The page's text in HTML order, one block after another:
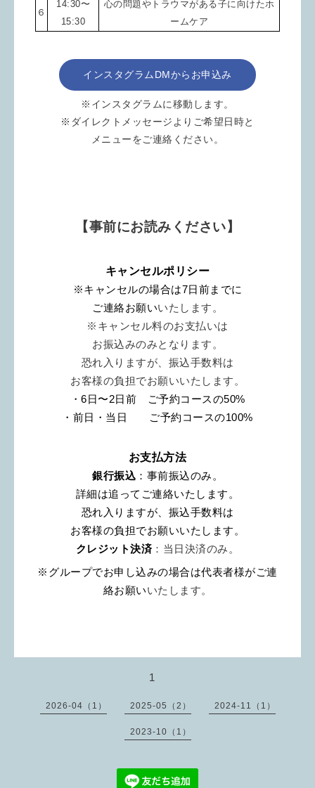
６
14:30〜
15:30
心の問題やトラウマがある子に向けたホ
ームケア
インスタグラムDMからお申込み
※インスタグラムに移動します。
※ダイレクトメッセージよりご希望日時と
メニューをご連絡ください。
【事前にお読みください】
キャンセルポリシー
※キャンセルの場合は7日前までに
ご連絡お願いいたします。
※キャンセル料のお支払いは
お振込みのみとなります。
恐れ入りますが、振込手数料は
お客様の負担でお願いいたします。
・6日〜2日前　ご予約コースの50%
・前日・当日　　ご予約コースの100%
お支払方法
銀行振込 ：事前振込のみ。
詳細は追ってご連絡いたします。
恐れ入りますが、振込手数料は
お客様の負担でお願いいたします。
クレジット決済 ： 当日決済のみ。
※⁡ グループでお申し込みの場合は代表者様がご連
絡お願いいたします。
1
2026-04（1） 2025-05（2） 2024-11（1）
2023-10（1）